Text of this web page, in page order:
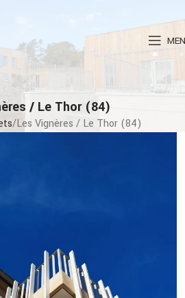
/ Le Thor (84)
Les Vignères / Le Thor (84)